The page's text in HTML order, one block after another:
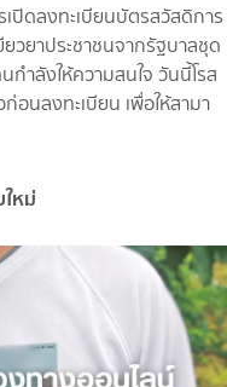
ปิดลงทะเบียนบัตรสวัสดิการ
ยวยาประชาชนจากรัฐบาลชุด
กำลังให้ความสนใจ วันนี้โรส
นลงทะเบียน เพื่อให้สามา
หม่